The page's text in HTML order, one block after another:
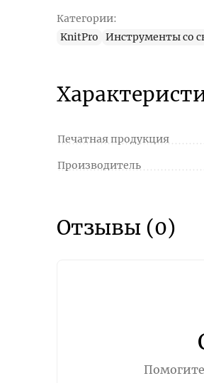
Категории:
KnitPro
Инструменты со
Печатная продукция
Производитель
Отзывы (0)